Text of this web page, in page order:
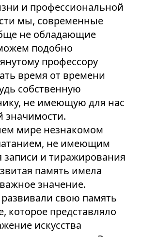
и профессиональной
мы, современные
не обладающие
подобно
профессору
время от времени
собственную
не имеющую для нас
значимости.
мире незнакомом
не имеющим
записи и тиражирования
память имела
значение.
свою память
которое представляло
искусства